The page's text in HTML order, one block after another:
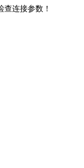
查连接参数！